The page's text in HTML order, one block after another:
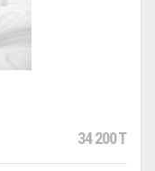
34 200 T